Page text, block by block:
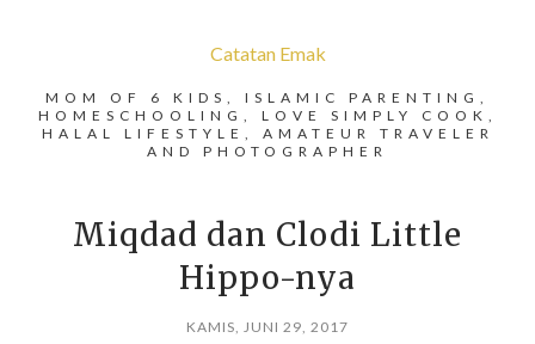
Catatan Emak
MOM OF 6 KIDS, ISLAMIC PARENTING,
HOMESCHOOLING, LOVE SIMPLY COOK,
HALAL LIFESTYLE, AMATEUR TRAVELER
AND PHOTOGRAPHER
Miqdad dan Clodi Little
Hippo-nya
KAMIS, JUNI 29, 2017